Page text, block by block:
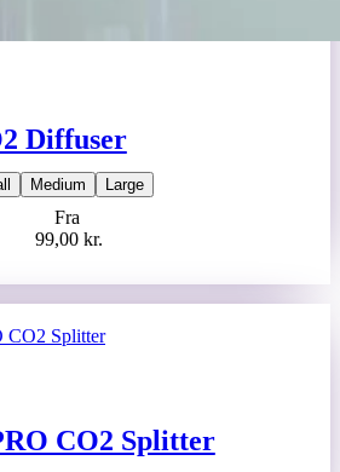
Diffuser
Medium Large
Fra
99,00 kr.
CO2 Splitter